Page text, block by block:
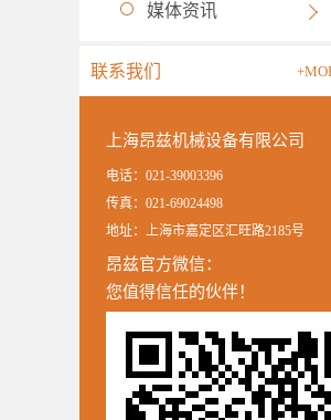
媒体资讯
联系我们
上海昂兹机械设备有限公司
电话：021-39003396
传真：021-69024498
地址：上海市嘉定区汇旺路2185号
昂兹官方微信：
您值得信任的伙伴！